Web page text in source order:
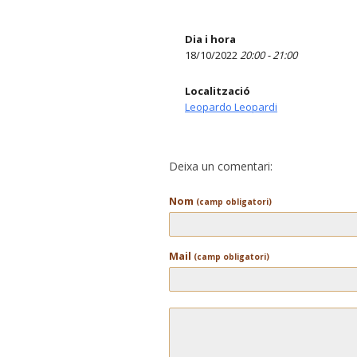
Dia i hora
18/10/202220:00 - 21:00
Localització
Leopardo Leopardi
Deixa un comentari:
Nom (camp obligatori)
Mail (camp obligatori)